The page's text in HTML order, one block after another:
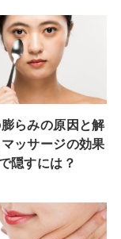
膨らみの原因と解
ッサージの効果
隠すには？